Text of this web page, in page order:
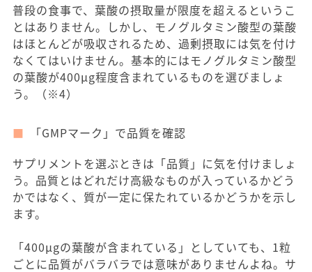
普段の食事で、葉酸の摂取量が限度を超えるというこ
とはありません。しかし、モノグルタミン酸型の葉酸
はほとんどが吸収されるため、過剰摂取には気を付け
なくてはいけません。基本的にはモノグルタミン酸型
の葉酸が400μg程度含まれているものを選びましょ
う。（※4）
「GMPマーク」で品質を確認
サプリメントを選ぶときは「品質」に気を付けましょ
う。品質とはどれだけ高級なものが入っているかどう
かではなく、質が一定に保たれているかどうかを示し
ます。
「400μgの葉酸が含まれている」としていても、1粒
ごとに品質がバラバラでは意味がありませんよね。サ